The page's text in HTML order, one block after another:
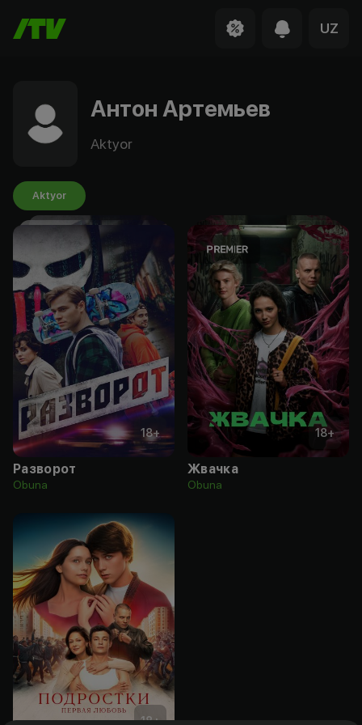
UZ
Антон Артемьев
Aktyor
Aktyor
18+
Разворот
Obuna
18+
Жвачка
Obuna
18+